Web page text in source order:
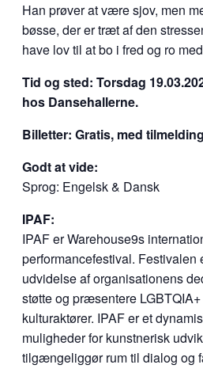
Han prøver at være sjov, men
bøsse, der er træt af den
have lov til at bo i fred og ro
Tid og sted: Torsdag
hos Dansehallerne.
Billetter: Gratis, med
Godt at vide:
Sprog: Engelsk & Dansk
IPAF:
IPAF er Warehouse9s
performancefestival.
udvidelse af organisationens
støtte og præsentere
kulturaktører. IPAF er et
muligheder for kunstnerisk
tilgængeliggør rum til dialog og